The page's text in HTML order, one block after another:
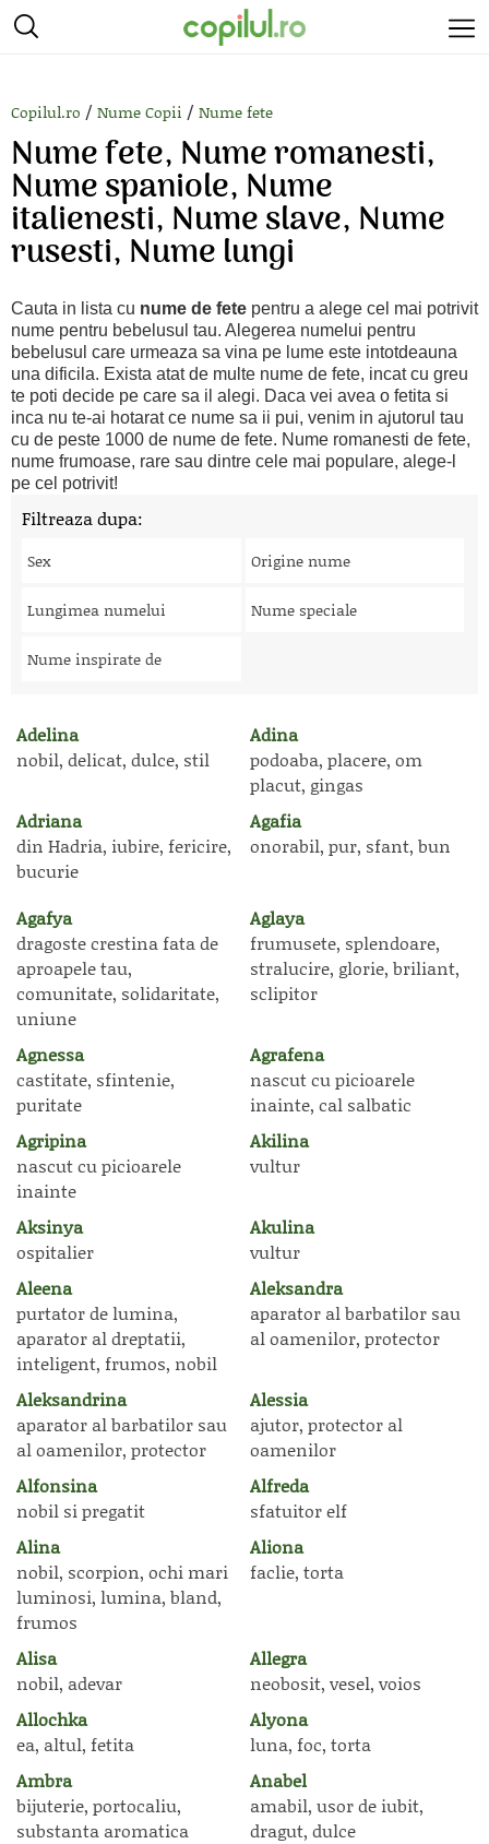
Copilul.ro / Nume Copii / Nume fete
Nume fete, Nume romanesti,
Nume spaniole, Nume
italienesti, Nume slave, Nume
rusesti, Nume lungi
Cauta in lista cu nume de fete pentru a alege cel mai potrivit
nume pentru bebelusul tau. Alegerea numelui pentru
bebelusul care urmeaza sa vina pe lume este intotdeauna
una dificila. Exista atat de multe nume de fete, incat cu greu
te poti decide pe care sa il alegi. Daca vei avea o fetita si
inca nu te-ai hotarat ce nume sa ii pui, venim in ajutorul tau
cu de peste 1000 de nume de fete. Nume romanesti de fete,
nume frumoase, rare sau dintre cele mai populare, alege-l
pe cel potrivit!
Filtreaza dupa:
Sex Origine nume
Lungimea numelui Nume speciale
Nume inspirate de
Adelina
nobil, delicat, dulce, stil
Adina
podoaba, placere, om
placut, gingas
Adriana
din Hadria, iubire, fericire,
bucurie
Agafia
onorabil, pur, sfant, bun
Agafya
dragoste crestina fata de
aproapele tau,
comunitate, solidaritate,
uniune
Aglaya
frumusete, splendoare,
stralucire, glorie, briliant,
sclipitor
Agnessa
castitate, sfintenie,
puritate
Agrafena
nascut cu picioarele
inainte, cal salbatic
Agripina
nascut cu picioarele
inainte
Akilina
vultur
Aksinya
ospitalier
Akulina
vultur
Aleena
purtator de lumina,
aparator al dreptatii,
inteligent, frumos, nobil
Aleksandra
aparator al barbatilor sau
al oamenilor, protector
Aleksandrina
aparator al barbatilor sau
al oamenilor, protector
Alessia
ajutor, protector al
oamenilor
Alfonsina
nobil si pregatit
Alfreda
sfatuitor elf
Alina
nobil, scorpion, ochi mari
luminosi, lumina, bland,
frumos
Aliona
faclie, torta
Alisa
nobil, adevar
Allegra
neobosit, vesel, voios
Allochka
ea, altul, fetita
Alyona
luna, foc, torta
Ambra
bijuterie, portocaliu,
substanta aromatica
Anabel
amabil, usor de iubit,
dragut, dulce